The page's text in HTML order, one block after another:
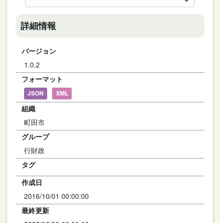
詳細情報
バージョン
1.0.2
フォーマット
JSON XML
組織
町田市
グループ
行財政
タグ
作成日
2016/10/01 00:00:00
最終更新